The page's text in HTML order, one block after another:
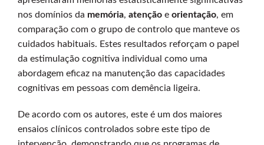
nos domínios da memória, atenção e orientação, em
comparação com o grupo de controlo que manteve os
cuidados habituais. Estes resultados reforçam o papel
da estimulação cognitiva individual como uma
abordagem eficaz na manutenção das capacidades
cognitivas em pessoas com demência ligeira.
De acordo com os autores, este é um dos maiores
ensaios clínicos controlados sobre este tipo de